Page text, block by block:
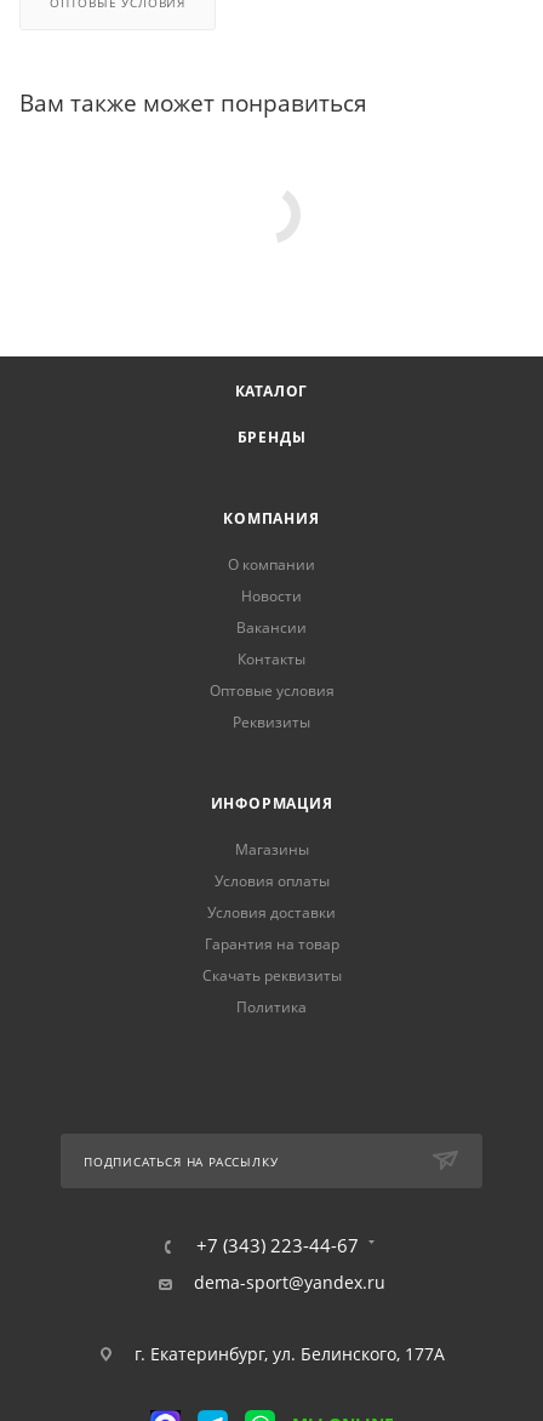
Вам также может понравиться
КАТАЛОГ
БРЕНДЫ
КОМПАНИЯ
О компании
Новости
Вакансии
Контакты
Оптовые условия
Реквизиты
ИНФОРМАЦИЯ
Магазины
Условия оплаты
Условия доставки
Гарантия на товар
Скачать реквизиты
Политика
ПОДПИСАТЬСЯ НА РАССЫЛКУ
+7 (343) 223-44-67
dema-sport@yandex.ru
г. Екатеринбург, ул. Белинского, 177А